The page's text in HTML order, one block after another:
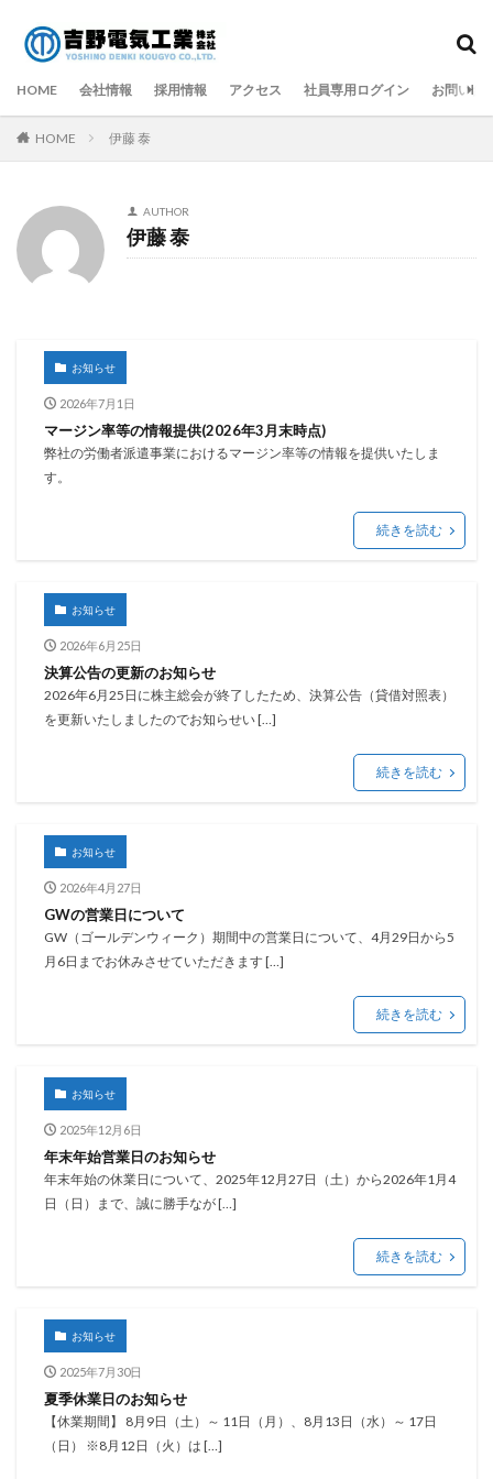
HOME 会社情報 採用情報 アクセス 社員専用ログイン お問い合
HOME 伊藤 泰
AUTHOR
伊藤 泰
お知らせ
2026年7月1日
マージン率等の情報提供(2026年3月末時点)
弊社の労働者派遣事業におけるマージン率等の情報を提供いたしま
す。
続きを読む
お知らせ
2026年6月25日
決算公告の更新のお知らせ
2026年6月25日に株主総会が終了したため、決算公告（貸借対照表）
を更新いたしましたのでお知らせい […]
続きを読む
お知らせ
2026年4月27日
GWの営業日について
GW（ゴールデンウィーク）期間中の営業日について、4月29日から5
月6日までお休みさせていただきます […]
続きを読む
お知らせ
2025年12月6日
年末年始営業日のお知らせ
年末年始の休業日について、2025年12月27日（土）から2026年1月4
日（日）まで、誠に勝手なが […]
続きを読む
お知らせ
2025年7月30日
夏季休業日のお知らせ
【休業期間】 8月9日（土）～ 11日（月）、8月13日（水）～ 17日
（日） ※8月12日（火）は […]
タグ
GW SNS お知らせ
マージン率